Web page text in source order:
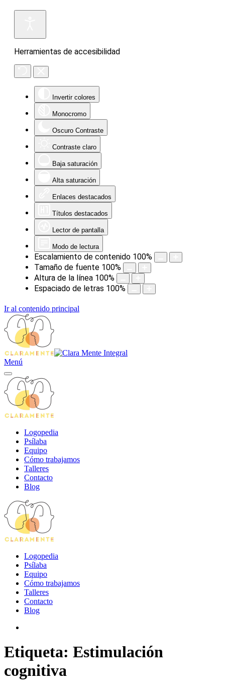
Herramientas de accesibilidad
Invertir colores
Monocromo
Oscuro Contraste
Contraste claro
Baja saturación
Alta saturación
Enlaces destacados
Títulos destacados
Lector de pantalla
Modo de lectura
Escalamiento de contenido 100%
Tamaño de fuente 100%
Altura de la línea 100%
Espaciado de letras 100%
Ir al contenido principal
Menú
Logopedia
Psílaba
Equipo
Cómo trabajamos
Talleres
Contacto
Blog
Logopedia
Psílaba
Equipo
Cómo trabajamos
Talleres
Contacto
Blog
Etiqueta: Estimulación
cognitiva